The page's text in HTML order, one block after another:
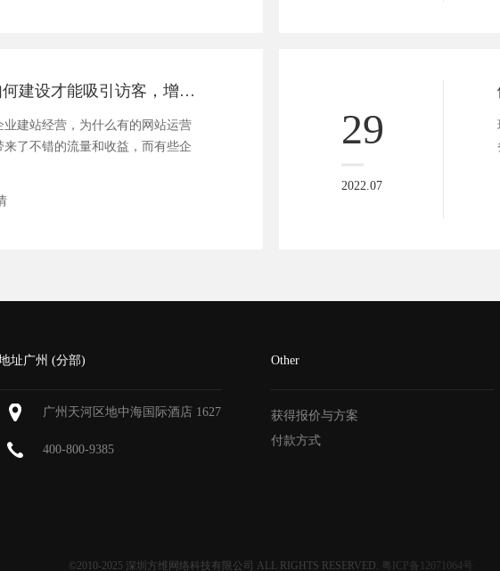
网站如何建设才能吸引访客，增加流量？
业建站经营，为什么有的网站运营
来了不错的流量和收益，而有些企
29
2022.07
址广州 (分部)
广州天河区地中海国际酒店 1627
400-800-9385
Other
获得报价与方案
付款方式
©2010-2025 深圳方维网络科技有限公司 ALL RIGHTS RESERVED. 粤ICP备12071064号